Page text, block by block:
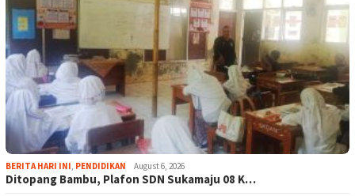
BERITA HARI INI, PENDIDIKAN August 6, 2026
Ditopang Bambu, Plafon SDN Sukamaju 08 K…